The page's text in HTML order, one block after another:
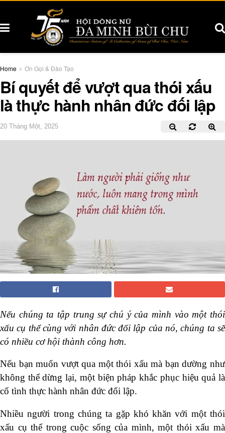
Home Ơn Gọi & Đào Tạo
Bí quyết để vượt qua thói xấu
là thực hành nhân đức đối lập
20 Tháng Một, 2025
Nếu chúng ta tập trung sự chú ý của mình vào một thói
xấu cụ thể cùng với nhân đức đối lập của nó, chúng ta sẽ
có nhiều cơ hội thành công hơn.
Nếu bạn muốn vượt qua một thói xấu mà bạn dường như
không thể dừng lại, một biện pháp khắc phục hiệu quả là
cố tình thực hành nhân đức đối lập.
Nhiều người trong chúng ta gặp khó khăn với một thói
xấu cụ thể trong cuộc sống của mình, một thói xấu mà